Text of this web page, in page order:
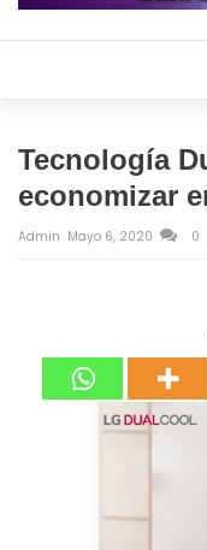
Tecnología
economizar
Admin Mayo 6, 2020 0